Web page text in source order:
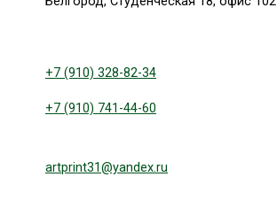
+7 (910) 328-82-34
+7 (910) 741-44-60
artprint31@yandex.ru